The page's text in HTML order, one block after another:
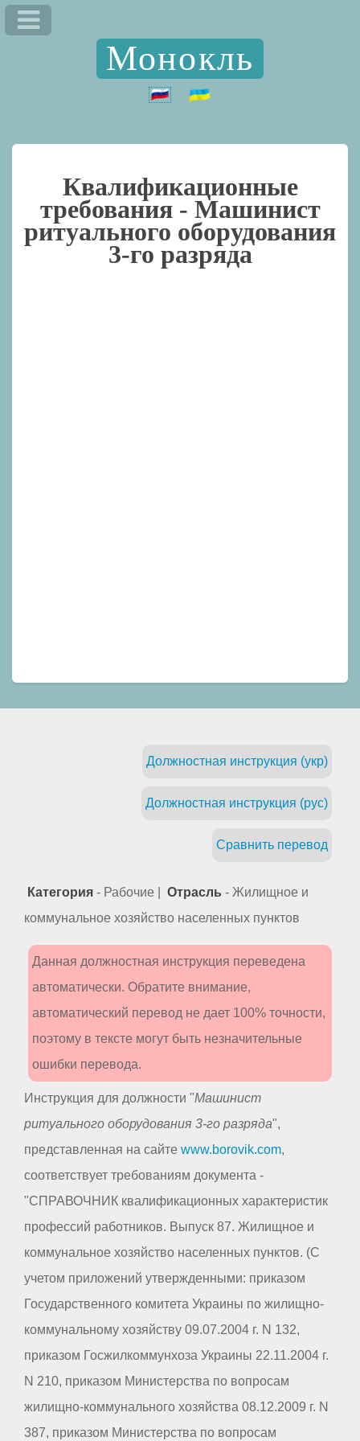
Монокль
Квалификационные
требования - Машинист
ритуального оборудования
3-го разряда
Должностная инструкция (укр)
Должностная инструкция (рус)
Сравнить перевод
Категория - Рабочие | Отрасль - Жилищное и
коммунальное хозяйство населенных пунктов
Данная должностная инструкция переведена
автоматически. Обратите внимание,
автоматический перевод не дает 100% точности,
поэтому в тексте могут быть незначительные
ошибки перевода.
Инструкция для должности "Машинист
ритуального оборудования 3-го разряда",
представленная на сайте www.borovik.com,
соответствует требованиям документа -
"СПРАВОЧНИК квалификационных характеристик
профессий работников. Выпуск 87. Жилищное и
коммунальное хозяйство населенных пунктов. (С
учетом приложений утвержденными: приказом
Государственного комитета Украины по жилищно-
коммунальному хозяйству 09.07.2004 г. N 132,
приказом Госжилкоммунхоза Украины 22.11.2004 г.
N 210, приказом Министерства по вопросам
жилищно-коммунального хозяйства 08.12.2009 г. N
387, приказом Министерства по вопросам